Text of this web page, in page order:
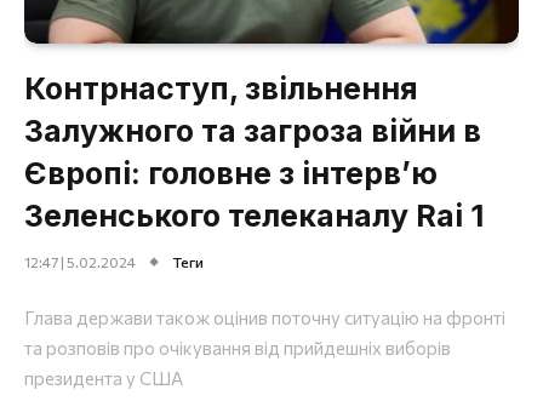
Контрнаступ, звільнення
Залужного та загроза війни в
Європі: головне з інтервʼю
Зеленського телеканалу Rai 1
12:47 | 5.02.2024 Теги
Глава держави також оцінив поточну ситуацію на фронті
та розповів про очікування від прийдешніх виборів
президента у США